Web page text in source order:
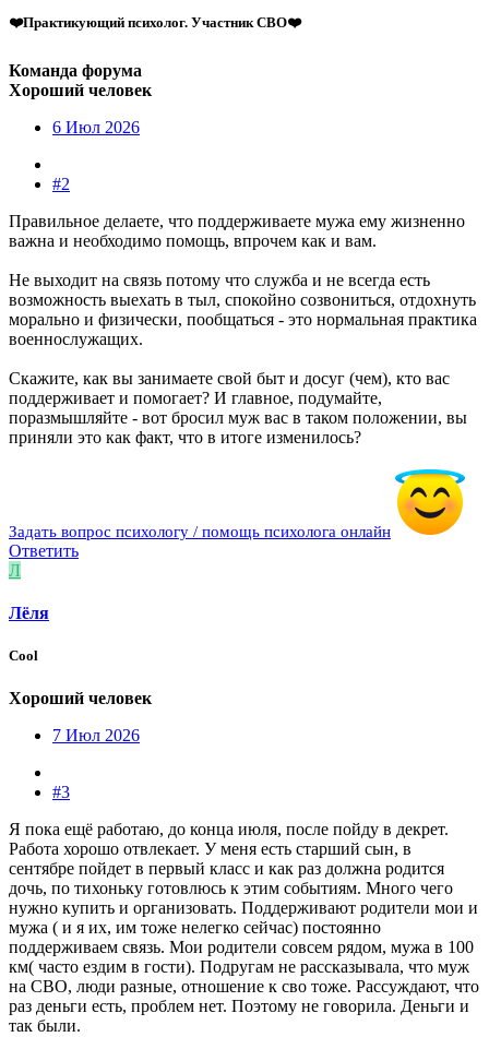
❤️Практикующий психолог. Участник СВО❤️
Команда форума
Хороший человек
6 Июл 2026
#2
Правильное делаете, что поддерживаете мужа ему жизненно
важна и необходимо помощь, впрочем как и вам.
Не выходит на связь потому что служба и не всегда есть
возможность выехать в тыл, спокойно созвониться, отдохнуть
морально и физически, пообщаться - это нормальная практика
военнослужащих.
Скажите, как вы занимаете свой быт и досуг (чем), кто вас
поддерживает и помогает? И главное, подумайте,
поразмышляйте - вот бросил муж вас в таком положении, вы
приняли это как факт, что в итоге изменилось?
Задать вопрос психологу / помощь психолога онлайн
Ответить
Л
Лëля
Cool
Хороший человек
7 Июл 2026
#3
Я пока ещё работаю, до конца июля, после пойду в декрет.
Работа хорошо отвлекает. У меня есть старший сын, в
сентябре пойдет в первый класс и как раз должна родится
дочь, по тихоньку готовлюсь к этим событиям. Много чего
нужно купить и организовать. Поддерживают родители мои и
мужа ( и я их, им тоже нелегко сейчас) постоянно
поддерживаем связь. Мои родители совсем рядом, мужа в 100
км( часто ездим в гости). Подругам не рассказывала, что муж
на СВО, люди разные, отношение к сво тоже. Рассуждают, что
раз деньги есть, проблем нет. Поэтому не говорила. Деньги и
так были.